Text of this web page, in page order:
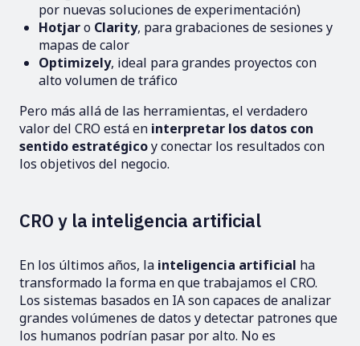
por nuevas soluciones de experimentación)
Hotjaro Clarity, para grabaciones de sesiones y
mapas de calor
Optimizely, ideal para grandes proyectos con
alto volumen de tráfico
Pero más allá de las herramientas, el verdadero
valor del CRO está en interpretar los datos con
sentido estratégicoy conectar los resultados con
los objetivos del negocio.
CRO y la inteligencia artificial
En los últimos años, la inteligencia artificial ha
transformado la forma en que trabajamos el CRO.
Los sistemas basados en IA son capaces de analizar
grandes volúmenes de datos y detectar patrones que
los humanos podrían pasar por alto. No es